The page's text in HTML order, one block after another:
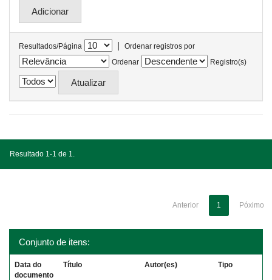
Resultados/Página |
Ordenar registros por
Ordenar
Registro(s)
Resultado 1-1 de 1.
Anterior 1 Póximo
Conjunto de itens:
Data do
documento
Título Autor(es) Tipo